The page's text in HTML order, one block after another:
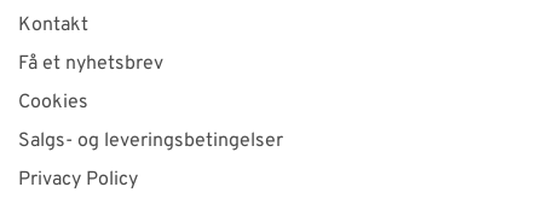
Kontakt
Få et nyhetsbrev
Cookies
Salgs- og leveringsbetingelser
Privacy Policy